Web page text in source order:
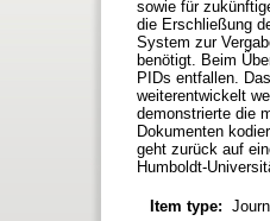
sowie für
die Erschließung
System zur
benötigt. Beim
PIDs entfallen.
weiterentwickelt
demonstrierte die
Dokumenten
geht zurück auf
Humboldt-
Item type: